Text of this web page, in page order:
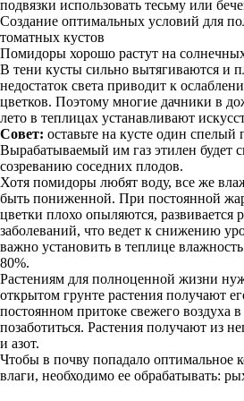
подвязки использовать тесьму или
Создание оптимальных условий для
томатных кустов
Помидоры хорошо растут на
В тени кусты сильно вытягиваются и
недостаток света приводит к
цветков. Поэтому многие дачники в
лето в теплицах устанавливают
Совет: оставьте на кусте один спелый
Вырабатываемый им газ этилен будет
созреванию соседних плодов.
Хотя помидоры любят воду, все же
быть пониженной. При постоянной
цветки плохо опыляются, развивается
заболеваний, что ведет к снижению
важно установить в теплице
80%.
Растениям для полноценной жизни
открытом грунте растения получают
постоянном притоке свежего воздуха
позаботиться. Растения получают из
и азот.
Чтобы в почву попадало оптимальное
влаги, необходимо ее обрабатывать: